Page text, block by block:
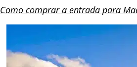
Como comprar a entrada para